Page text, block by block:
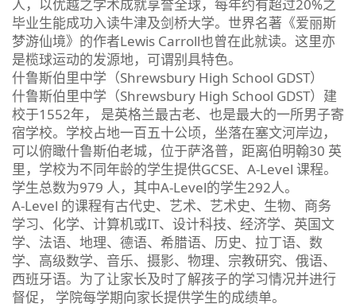
人，以优越之学术成就享誉全球，每年约有超过20%之
毕业生能成功入读牛津及剑桥大学。世界名著《爱丽斯
梦游仙境》的作者Lewis Carroll也曾在此就读。这里亦
是榄球运动的发源地，可谓别具特色。
什鲁斯伯里中学（Shrewsbury High School GDST）
什鲁斯伯里中学（Shrewsbury High School GDST）建
校于1552年， 是英格兰最古老、也是最大的一所男子寄
宿学校。学校占地一百五十公顷，坐落在塞文河岸边，
可以俯瞰什鲁斯伯老城，位于萨洛普，距离伯明翰30 英
里，学校为不同年龄的学生提供GCSE、A-Level 课程。
学生总数为979 人，其中A-Level的学生292人。
A-Level 的课程有古代史、艺术、艺术史、生物、商务
学习、化学、计算机或IT、设计科技、经济学、英国文
学、法语、地理、德语、希腊语、历史、拉丁语、数
学、高级数学、音乐、摄影、物理、宗教研究、俄语、
西班牙语。为了让家长及时了解孩子的学习情况并进行
督促， 学院每学期向家长提供学生的成绩单。